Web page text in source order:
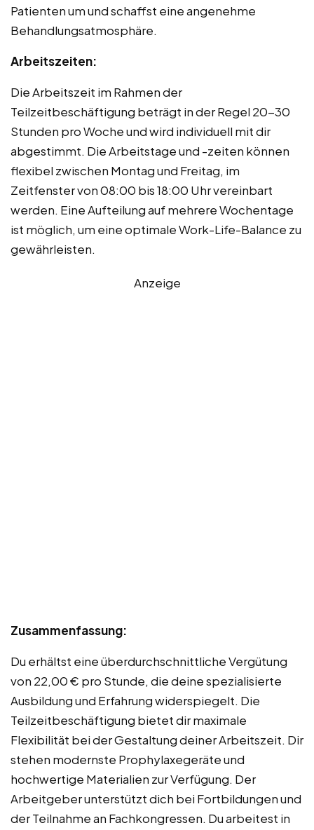
Patienten um und schaffst eine angenehme
Behandlungsatmosphäre.
Arbeitszeiten:
Die Arbeitszeit im Rahmen der
Teilzeitbeschäftigung beträgt in der Regel 20-30
Stunden pro Woche und wird individuell mit dir
abgestimmt. Die Arbeitstage und -zeiten können
flexibel zwischen Montag und Freitag, im
Zeitfenster von 08:00 bis 18:00 Uhr vereinbart
werden. Eine Aufteilung auf mehrere Wochentage
ist möglich, um eine optimale Work-Life-Balance zu
gewährleisten.
Anzeige
Zusammenfassung:
Du erhältst eine überdurchschnittliche Vergütung
von 22,00 € pro Stunde, die deine spezialisierte
Ausbildung und Erfahrung widerspiegelt. Die
Teilzeitbeschäftigung bietet dir maximale
Flexibilität bei der Gestaltung deiner Arbeitszeit. Dir
stehen modernste Prophylaxegeräte und
hochwertige Materialien zur Verfügung. Der
Arbeitgeber unterstützt dich bei Fortbildungen und
der Teilnahme an Fachkongressen. Du arbeitest in